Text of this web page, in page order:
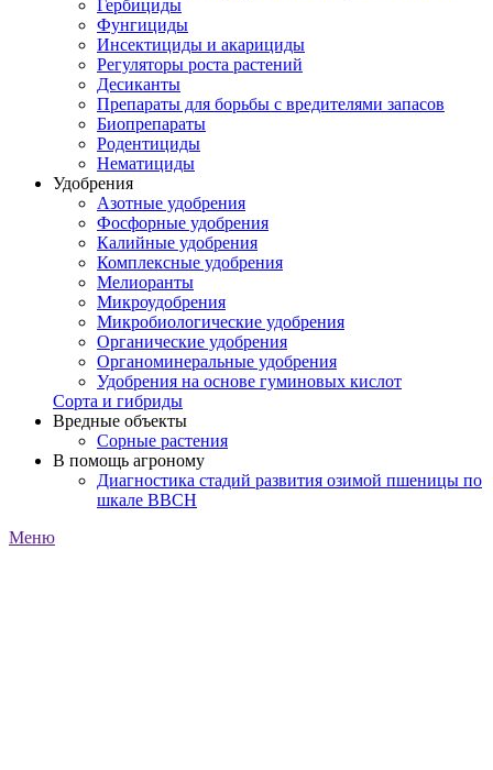
Гербициды
Фунгициды
Инсектициды и акарициды
Регуляторы роста растений
Десиканты
Препараты для борьбы с вредителями запасов
Биопрепараты
Родентициды
Нематициды
Удобрения
Азотные удобрения
Фосфорные удобрения
Калийные удобрения
Комплексные удобрения
Мелиоранты
Микроудобрения
Микробиологические удобрения
Органические удобрения
Органоминеральные удобрения
Удобрения на основе гуминовых кислот
Сорта и гибриды
Вредные объекты
Сорные растения
В помощь агроному
Диагностика стадий развития озимой пшеницы по
шкале ВВСН
Меню